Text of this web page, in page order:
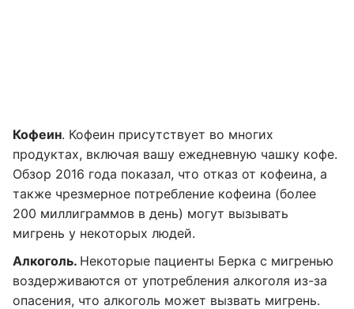
Кофеин. Кофеин присутствует во многих
продуктах, включая вашу ежедневную чашку кофе.
Обзор 2016 года показал, что отказ от кофеина, а
также чрезмерное потребление кофеина (более
200 миллиграммов в день) могут вызывать
мигрень у некоторых людей.
Алкоголь. Некоторые пациенты Берка с мигренью
воздерживаются от употребления алкоголя из-за
опасения, что алкоголь может вызвать мигрень.